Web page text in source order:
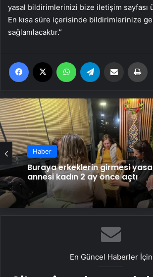
yasal bildirimlerinizi bize iletişim sayfası
En kısa süre içerisinde bildirimlerinize
sağlanılacaktır.”
Facebook WhatsApp Email'den paylaş
Haber
Afganistan’ın yasaklı gücü:
ülkeyi ayakta tutuyor
En Güncel Haberler İçin